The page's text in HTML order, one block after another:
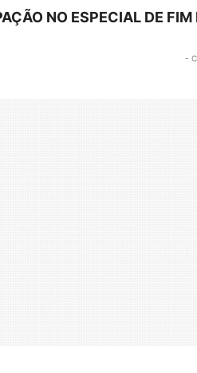
NO ESPECIAL DE
-